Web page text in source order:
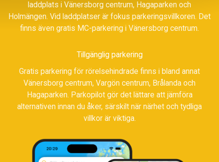
laddplats i Vänersborg centrum, Hagaparken och
Holmängen. Vid laddplatser är fokus parkeringsvillkoren. Det
finns även gratis MC-parkering i Vänersborg centrum.
Tillgänglig parkering
Gratis parkering för rörelsehindrade finns i bland annat
Vänersborg centrum, Vargön centrum, Brålanda och
Hagaparken. Parkopilot gör det lättare att jämföra
alternativen innan du åker, särskilt när närhet och tydliga
villkor är viktiga.